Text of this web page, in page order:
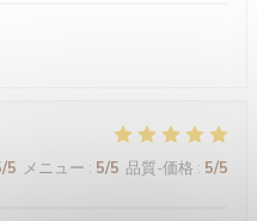
/5 メニュー : 5/5 品質-価格 : 5/5